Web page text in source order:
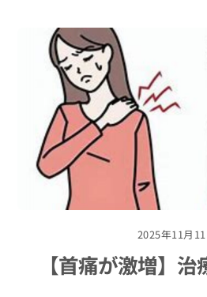
2025年11月11
【首痛が激増】治